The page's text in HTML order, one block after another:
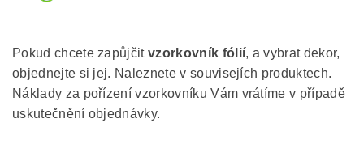
Pokud chcete zapůjčitvzorkovník fólií, a vybrat dekor,
objednejte si jej. Naleznete v souvisejích produktech.
Náklady za pořízení vzorkovníku Vám vrátíme v případě
uskutečnění objednávky.